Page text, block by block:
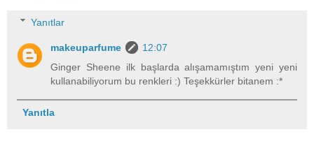
Yanıtlar
makeuparfume
12:07
Ginger Sheene ilk başlarda alışamamıştım yeni yeni
kullanabiliyorum bu renkleri :) Teşekkürler bitanem :*
Yanıtla